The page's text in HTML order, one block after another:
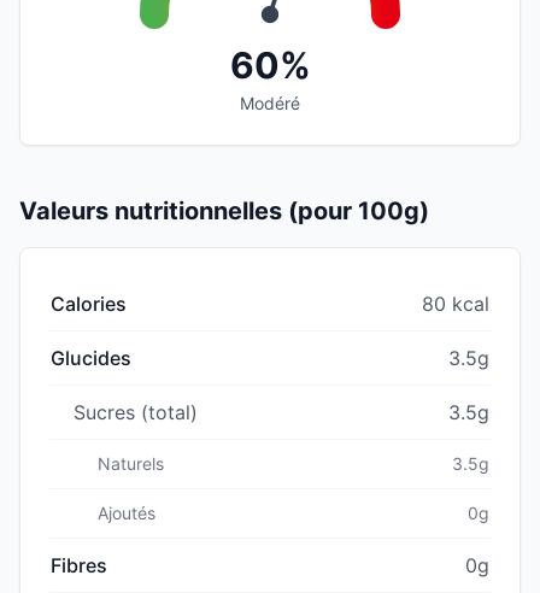
60%
Modéré
Valeurs nutritionnelles (pour 100g)
Calories 80 kcal
Glucides 3.5g
Sucres (total) 3.5g
Naturels 3.5g
Ajoutés 0g
Fibres 0g